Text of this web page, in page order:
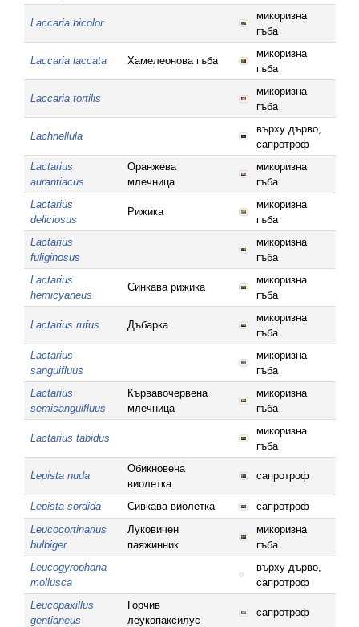
Laccaria bicolor
микоризна
гъба
Laccaria laccata Хамелеонова гъба
микоризна
гъба
Laccaria tortilis
микоризна
гъба
Lachnellula
върху дърво,
сапротроф
Lactarius
aurantiacus
Оранжева
млечница
микоризна
гъба
Lactarius
deliciosus
Рижика
микоризна
гъба
Lactarius
fuliginosus
микоризна
гъба
Lactarius
hemicyaneus
Синкава рижика
микоризна
гъба
Lactarius rufus Дъбарка
микоризна
гъба
Lactarius
sanguifluus
микоризна
гъба
Lactarius
semisanguifluus
Кървавочервена
млечница
микоризна
гъба
Lactarius tabidus
микоризна
гъба
Lepista nuda
Обикновена
виолетка
сапротроф
Lepista sordida Сивкава виолетка
сапротроф
Leucocortinarius
bulbiger
Луковичен
паяжинник
микоризна
гъба
Leucogyrophana
mollusca
върху дърво,
сапротроф
Leucopaxillus
gentianeus
Горчив
леукопаксилус
сапротроф